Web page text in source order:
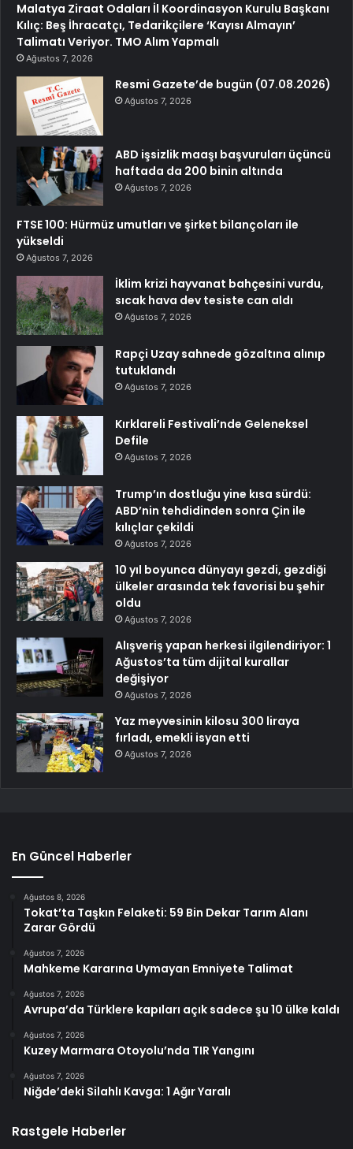
Malatya Ziraat Odaları İl Koordinasyon Kurulu Başkanı
Kılıç: Beş İhracatçı, Tedarikçilere ‘Kayısı Almayın’
Talimatı Veriyor. TMO Alım Yapmalı
Ağustos 7, 2026
Resmi Gazete’de bugün (07.08.2026)
Ağustos 7, 2026
ABD işsizlik maaşı başvuruları üçüncü
haftada da 200 binin altında
Ağustos 7, 2026
FTSE 100: Hürmüz umutları ve şirket bilançoları ile
yükseldi
Ağustos 7, 2026
İklim krizi hayvanat bahçesini vurdu,
sıcak hava dev tesiste can aldı
Ağustos 7, 2026
Rapçi Uzay sahnede gözaltına alınıp
tutuklandı
Ağustos 7, 2026
Kırklareli Festivali’nde Geleneksel
Defile
Ağustos 7, 2026
Trump’ın dostluğu yine kısa sürdü:
ABD’nin tehdidinden sonra Çin ile
kılıçlar çekildi
Ağustos 7, 2026
10 yıl boyunca dünyayı gezdi, gezdiği
ülkeler arasında tek favorisi bu şehir
oldu
Ağustos 7, 2026
Alışveriş yapan herkesi ilgilendiriyor: 1
Ağustos’ta tüm dijital kurallar
değişiyor
Ağustos 7, 2026
Yaz meyvesinin kilosu 300 liraya
fırladı, emekli isyan etti
Ağustos 7, 2026
En Güncel Haberler
Ağustos 8, 2026
Tokat’ta Taşkın Felaketi: 59 Bin Dekar Tarım Alanı
Zarar Gördü
Ağustos 7, 2026
Mahkeme Kararına Uymayan Emniyete Talimat
Ağustos 7, 2026
Avrupa’da Türklere kapıları açık sadece şu 10 ülke kaldı
Ağustos 7, 2026
Kuzey Marmara Otoyolu’nda TIR Yangını
Ağustos 7, 2026
Niğde’deki Silahlı Kavga: 1 Ağır Yaralı
Rastgele Haberler